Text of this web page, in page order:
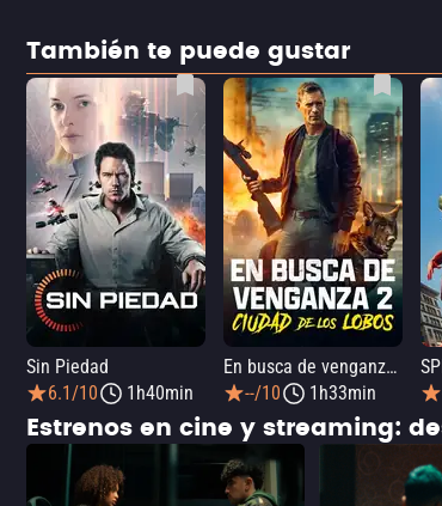
También te puede gustar
Sin Piedad
6.1/10
1h40min
En busca de venganza 2: Ciudad de los lobos
--/10
1h33min
Estrenos en cine y streaming: